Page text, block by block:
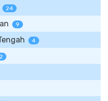
24
9
4
2